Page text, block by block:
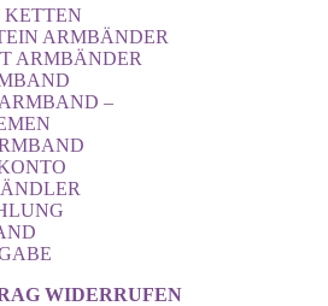
KETTEN
ARMBÄNDER
ARMBÄNDER
–
WIDERRUFEN